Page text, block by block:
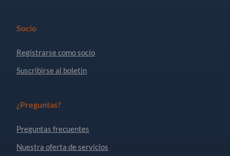
Socio
Registrarse como socio
Suscribirse al boletín
¿Preguntas?
Preguntas frecuentes
Nuestra oferta de servicios